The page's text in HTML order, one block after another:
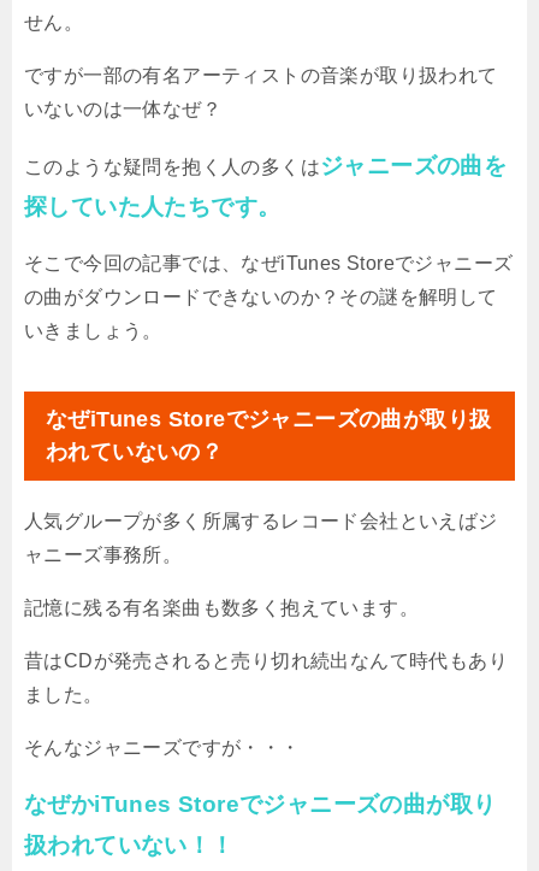
せん。
ですが一部の有名アーティストの音楽が取り扱われて
いないのは一体なぜ？
このような疑問を抱く人の多くはジャニーズの曲を
探していた人たちです。
そこで今回の記事では、なぜiTunes Storeでジャニーズ
の曲がダウンロードできないのか？その謎を解明して
いきましょう。
なぜiTunes Storeでジャニーズの曲が取り扱
われていないの？
人気グループが多く所属するレコード会社といえばジ
ャニーズ事務所。
記憶に残る有名楽曲も数多く抱えています。
昔はCDが発売されると売り切れ続出なんて時代もあり
ました。
そんなジャニーズですが・・・
なぜかiTunes Storeでジャニーズの曲が取り
扱われていない！！